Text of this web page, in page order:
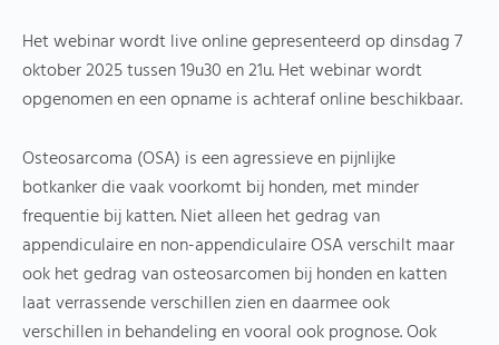
Het webinar wordt live online gepresenteerd op dinsdag 7
oktober 2025 tussen 19u30 en 21u. Het webinar wordt
opgenomen en een opname is achteraf online beschikbaar.
Osteosarcoma (OSA) is een agressieve en pijnlijke
botkanker die vaak voorkomt bij honden, met minder
frequentie bij katten. Niet alleen het gedrag van
appendiculaire en non-appendiculaire OSA verschilt maar
ook het gedrag van osteosarcomen bij honden en katten
laat verrassende verschillen zien en daarmee ook
verschillen in behandeling en vooral ook prognose. Ook